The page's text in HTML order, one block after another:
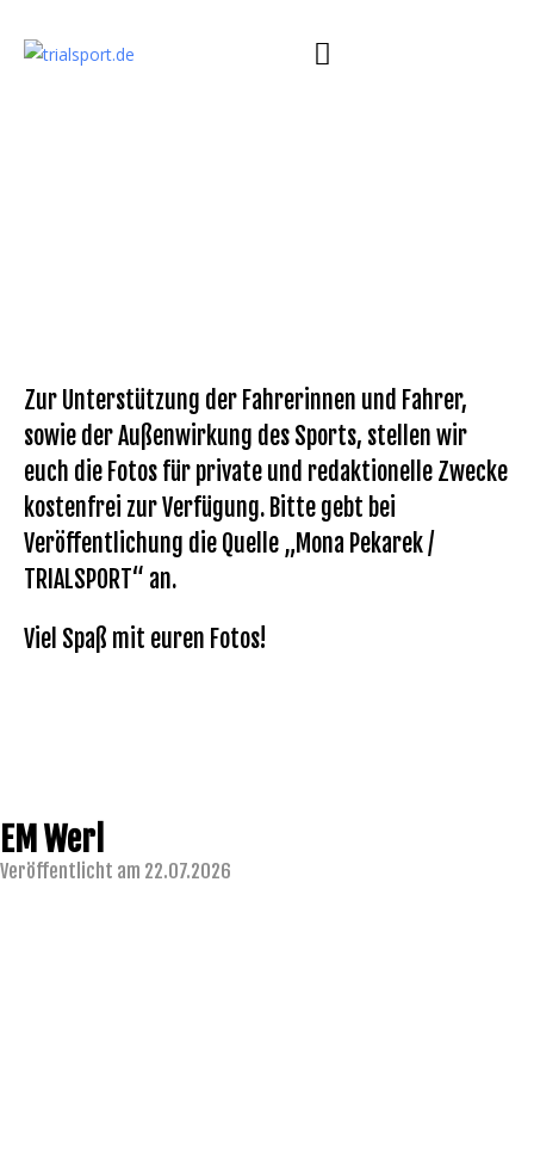
Zur Unterstützung der Fahrerinnen und Fahrer,
sowie der Außenwirkung des Sports, stellen wir
euch die Fotos für private und redaktionelle Zwecke
kostenfrei zur Verfügung. Bitte gebt bei
Veröffentlichung die Quelle „Mona Pekarek /
TRIALSPORT“ an.
Viel Spaß mit euren Fotos!
EM Werl
Veröffentlicht am 22.07.2026